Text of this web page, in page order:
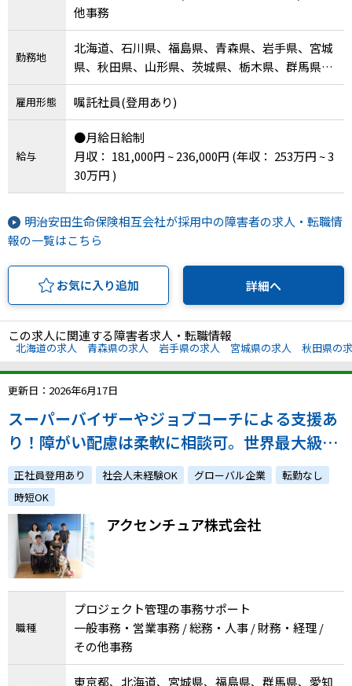
他事務
勤務地
北海道、石川県、福島県、青森県、岩手県、宮城
県、秋田県、山形県、茨城県、栃木県、群馬県、
三重県、山梨県、新潟県、富山県、福井県、長野
県、静岡県、埼玉県、千葉県、東京都、神奈川
県、岐阜県、愛知県、滋賀県、京都府、大阪府、
兵庫県、奈良県、和歌山県、島根県、鳥取県、岡
山県、広島県、山口県、徳島県、香川県、愛媛
県、高知県、福岡県、佐賀県、長崎県、熊本県、
大分県、宮崎県、鹿児島県、沖縄県
雇用形態 嘱託社員(登用あり)
給与
●月給日給制
月収： 181,000円 ~ 236,000円 (年収： 253万円 ~ 3
30万円 )
明治安田生命保険相互会社が採用中の障害者の求人・転職情
報の一覧はこちら
お気に入り追加 詳細へ
この求人に関連する障害者求人・転職情報
北海道の求人 青森県の求人 岩手県の求人 宮城県の求人 秋田県の
更新日：2026年6月17日
スーパーバイザーやジョブコーチによる支援あ
り！障がい配慮は柔軟に相談可。世界最大級の
グローバル企業で、障がいへの配慮のもとでや
りがいをもって勤務しませんか？（東京（勝ど
き）・北海道・宮城・福島・群馬・名古屋・大
阪・福岡）
正社員登用あり 社会人未経験OK グローバル企業
転勤なし
時短OK
アクセンチュア株式会社
職種
プロジェクト管理の事務サポート
一般事務・営業事務 / 総務・人事 / 財務・経理 /
その他事務
東京都、北海道、宮城県、福島県、群馬県、愛知